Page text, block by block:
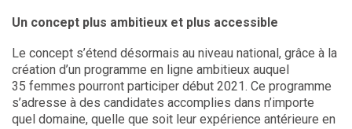
Un concept plus ambitieux et plus accessible
Le concept s’étend désormais au niveau national, grâce à la
création d’un programme en ligne ambitieux auquel
35 femmes pourront participer début 2021. Ce programme
s’adresse à des candidates accomplies dans n’importe
quel domaine, quelle que soit leur expérience antérieure en